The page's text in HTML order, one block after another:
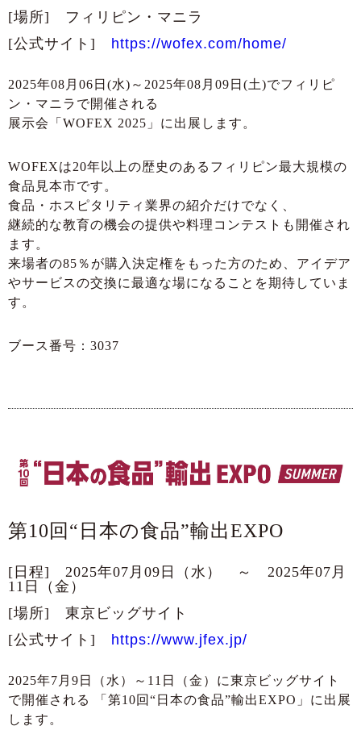
[場所] フィリピン・マニラ
[公式サイト] https://wofex.com/home/
2025年08月06日(水)～2025年08月09日(土)でフィリピ
ン・マニラで開催される
展示会「WOFEX 2025」に出展します。
WOFEXは20年以上の歴史のあるフィリピン最大規模の
食品見本市です。
食品・ホスピタリティ業界の紹介だけでなく、
継続的な教育の機会の提供や料理コンテストも開催され
ます。
来場者の85％が購入決定権をもった方のため、アイデア
やサービスの交換に最適な場になることを期待していま
す。
ブース番号：3037
第10回“日本の食品”輸出EXPO
[日程] 2025年07月09日（水） ～ 2025年07月
11日（金）
[場所] 東京ビッグサイト
[公式サイト] https://www.jfex.jp/
2025年7月9日（水）～11日（金）に東京ビッグサイト
で開催される 「第10回“日本の食品”輸出EXPO」に出展
します。